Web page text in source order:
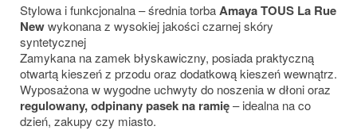
Stylowa i funkcjonalna – średnia torbaAmaya TOUS La Rue
Newwykonana z wysokiej jakości czarnej skóry
syntetycznej
Zamykana na zamek błyskawiczny, posiada praktyczną
otwartą kieszeń z przodu oraz dodatkową kieszeń wewnątrz.
Wyposażona w wygodne uchwyty do noszenia w dłoni oraz
regulowany, odpinany pasek na ramię– idealna na co
dzień, zakupy czy miasto.